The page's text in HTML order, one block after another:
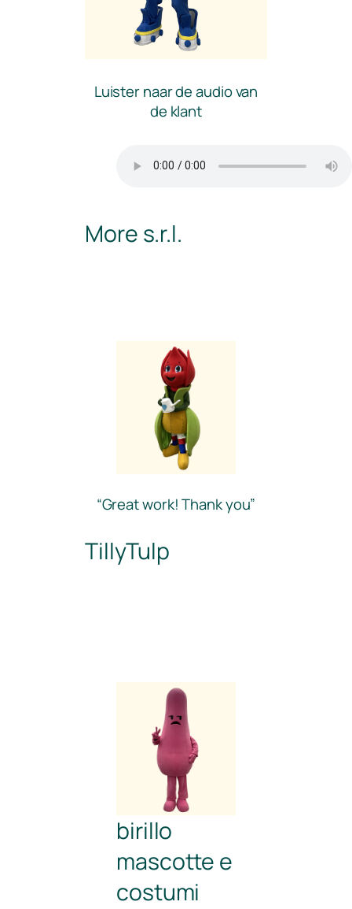
Luister naar de audio van
de klant
More s.r.l.
“Great work! Thank you”
TillyTulp
birillo
mascotte e
costumi